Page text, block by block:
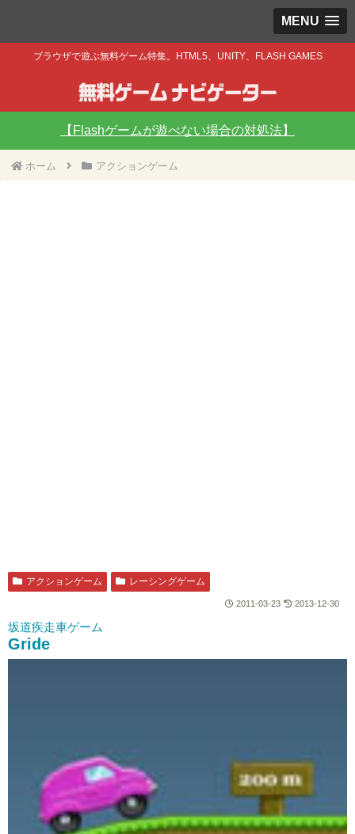
MENU
ブラウザで遊ぶ無料ゲーム特集。HTML5、UNITY、FLASH GAMES
【Flashゲームが遊べない場合の対処法】
ホーム アクションゲーム
アクションゲーム レーシングゲーム
2011-03-23 2013-12-30
坂道疾走車ゲーム
Gride